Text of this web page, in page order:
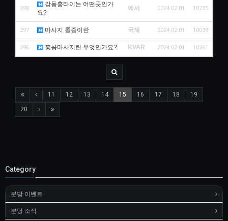
298
강동홈타이는 어떤곳인가
요?
에서 2024.02.01 10255
297 마사지 통증이란 국제 2024.02.01 10039
296 홍콩마사지란 무엇인가요? KVAR 2024.02.01 10261
11 12 13 14 15 16 17 18 19
20
Category
분당 이벤트
분당 소식